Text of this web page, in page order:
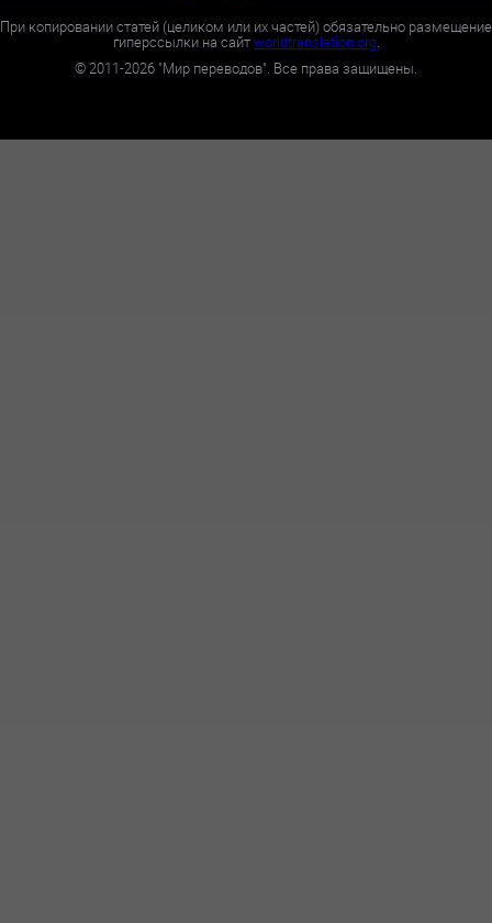
При копировании статей (целиком или их частей) обязательно размещение
гиперссылки на сайтworldtranslation.org.
©2011-2026 "Мир переводов". Все права защищены.